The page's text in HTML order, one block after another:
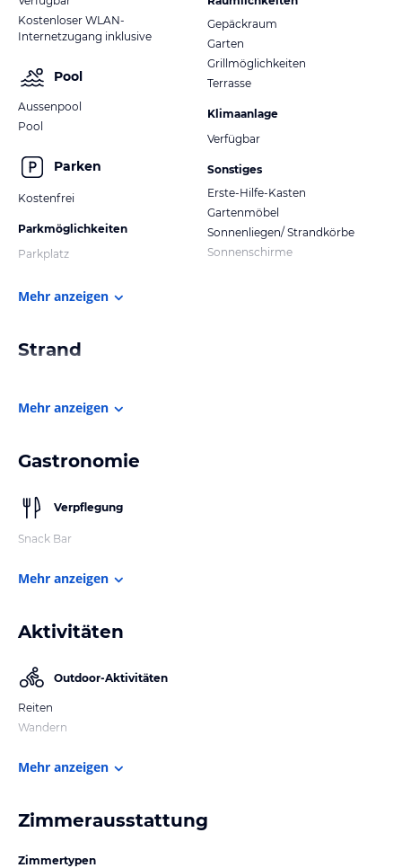
Kostenloser WLAN-
Internetzugang inklusive
Pool
Aussenpool
Pool
Parken
Kostenfrei
Parkmöglichkeiten
Parkplatz
Gepäckraum
Garten
Grillmöglichkeiten
Terrasse
Klimaanlage
Verfügbar
Sonstiges
Erste-Hilfe-Kasten
Gartenmöbel
Sonnenliegen/ Strandkörbe
Sonnenschirme
Mehr anzeigen
Strand
Mehr anzeigen
Gastronomie
Verpflegung
Snack Bar
Mehr anzeigen
Aktivitäten
Outdoor-Aktivitäten
Reiten
Wandern
Mehr anzeigen
Zimmerausstattung
Zimmertypen